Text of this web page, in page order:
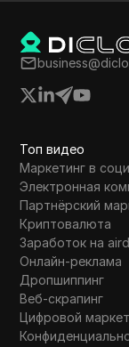
также
связанного
важность
Топ видео
Маркетинг в
Электронная
Партнёрский
Криптовалюта
Заработок на
Онлайн-реклама
Дропшиппинг
Веб-скрапинг
Цифровой